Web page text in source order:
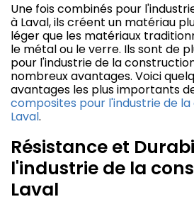
Une fois combinés pour
à Laval, ils créent un matériau
léger que les matériaux
le métal ou le verre. Ils sont de
pour l'industrie de la
nombreux avantages. Voici
avantages les plus importants
composites pour l'industrie de
Laval.
Résistance et
l'industrie de la
Laval